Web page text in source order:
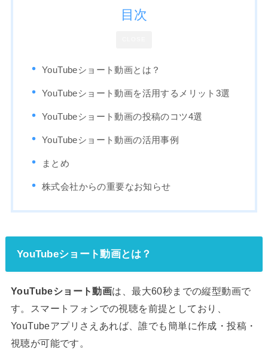
目次
YouTubeショート動画とは？
YouTubeショート動画を活用するメリット3選
YouTubeショート動画の投稿のコツ4選
YouTubeショート動画の活用事例
まとめ
株式会社からの重要なお知らせ
YouTubeショート動画とは？
YouTubeショート動画は、最大60秒までの縦型動画で
す。スマートフォンでの視聴を前提としており、
YouTubeアプリさえあれば、誰でも簡単に作成・投稿・
視聴が可能です。